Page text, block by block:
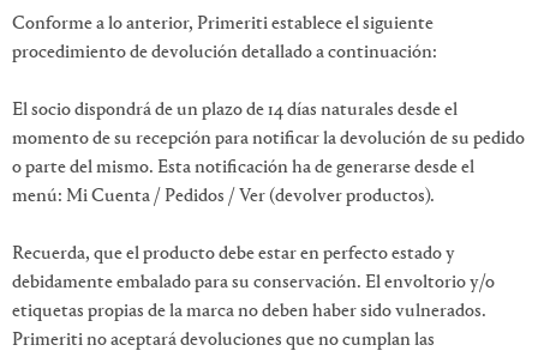
Conforme a lo anterior, Primeriti establece el siguiente
procedimiento de devolución detallado a continuación:
El socio dispondrá de un plazo de 14 días naturales desde el
momento de su recepción para notificar la devolución de su pedido
o parte del mismo. Esta notificación ha de generarse desde el
menú: Mi Cuenta / Pedidos / Ver (devolver productos).
Recuerda, que el producto debe estar en perfecto estado y
debidamente embalado para su conservación. El envoltorio y/o
etiquetas propias de la marca no deben haber sido vulnerados.
Primeriti no aceptará devoluciones que no cumplan las